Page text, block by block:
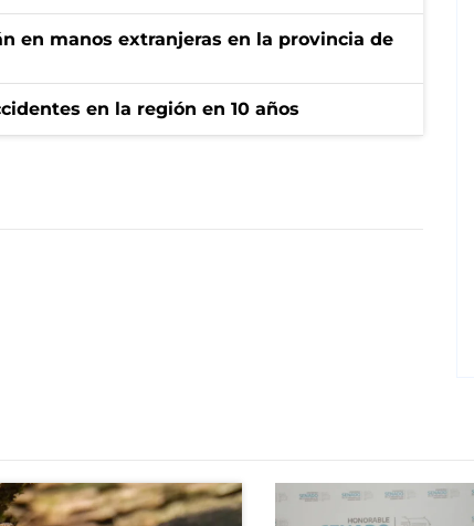
en manos extranjeras en la provincia de
en la región en 10 años